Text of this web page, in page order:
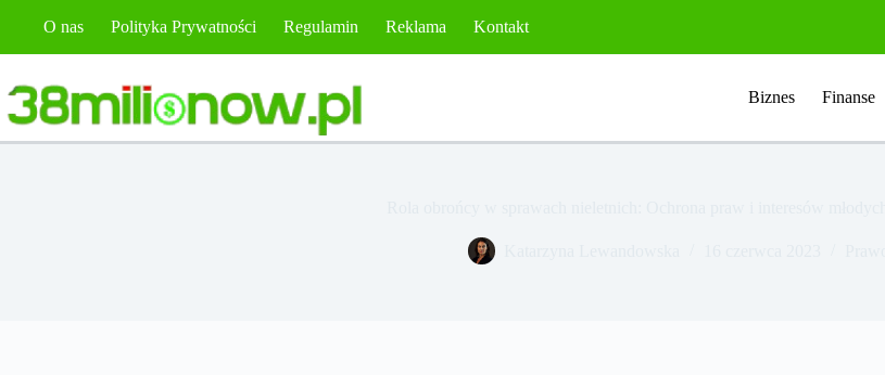
O nas Polityka Prywatności Regulamin Reklama Kontakt
Biznes Finanse